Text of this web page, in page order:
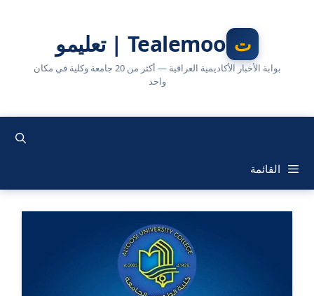
Tealemoo | تعليمو
بوابة الأخبار الأكاديمية العراقية — أكثر من 20 جامعة وكلية في مكان
واحد
القائمة